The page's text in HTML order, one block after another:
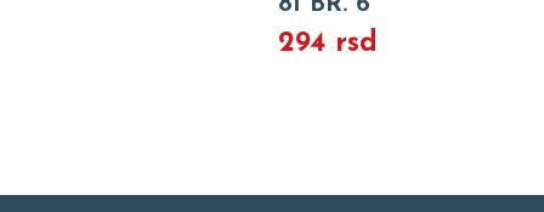
81 BR. 6
294 rsd